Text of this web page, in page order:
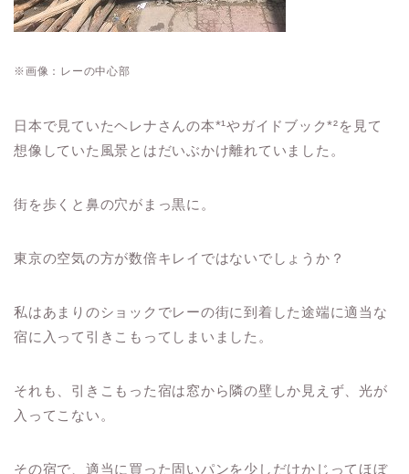
※画像：レーの中心部
日本で見ていたヘレナさんの本*¹やガイドブック*²を見て
想像していた風景とはだいぶかけ離れていました。
街を歩くと鼻の穴がまっ黒に。
東京の空気の方が数倍キレイではないでしょうか？
私はあまりのショックでレーの街に到着した途端に適当な
宿に入って引きこもってしまいました。
それも、引きこもった宿は窓から隣の壁しか見えず、光が
入ってこない。
その宿で、適当に買った固いパンを少しだけかじってほぼ